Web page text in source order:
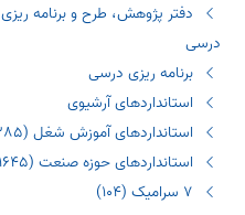
دفتر پژوهش، طرح و برنامه ریزی
درسی
برنامه ریزی درسی
استانداردهای آرشیوی
استانداردهای آموزش شغل (٣٣٨٥)
استانداردهای حوزه صنعت (١٦٤٥)
٧ سرامیک (١٠٤)